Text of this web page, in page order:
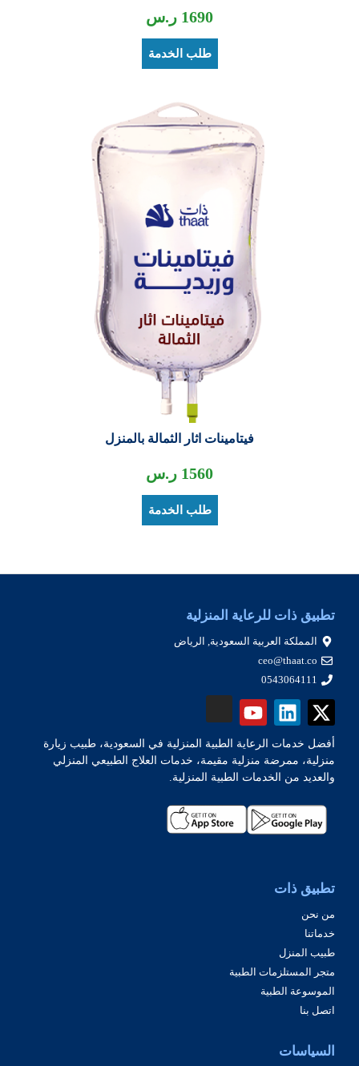
1690 ر.س
طلب الخدمة
فيتامينات اثار الثمالة بالمنزل
1560 ر.س
طلب الخدمة
تطبيق ذات للرعاية المنزلية
المملكة العربية السعودية, الرياض
ceo@thaat.co
0543064111
أفضل خدمات الرعاية الطبية المنزلية في السعودية، طبيب زيارة
منزلية، ممرضة منزلية مقيمة، خدمات العلاج الطبيعي المنزلي
والعديد من الخدمات الطبية المنزلية.
تطبيق ذات
من نحن
خدماتنا
طبيب المنزل
متجر المستلزمات الطبية
الموسوعة الطبية
اتصل بنا
السياسات